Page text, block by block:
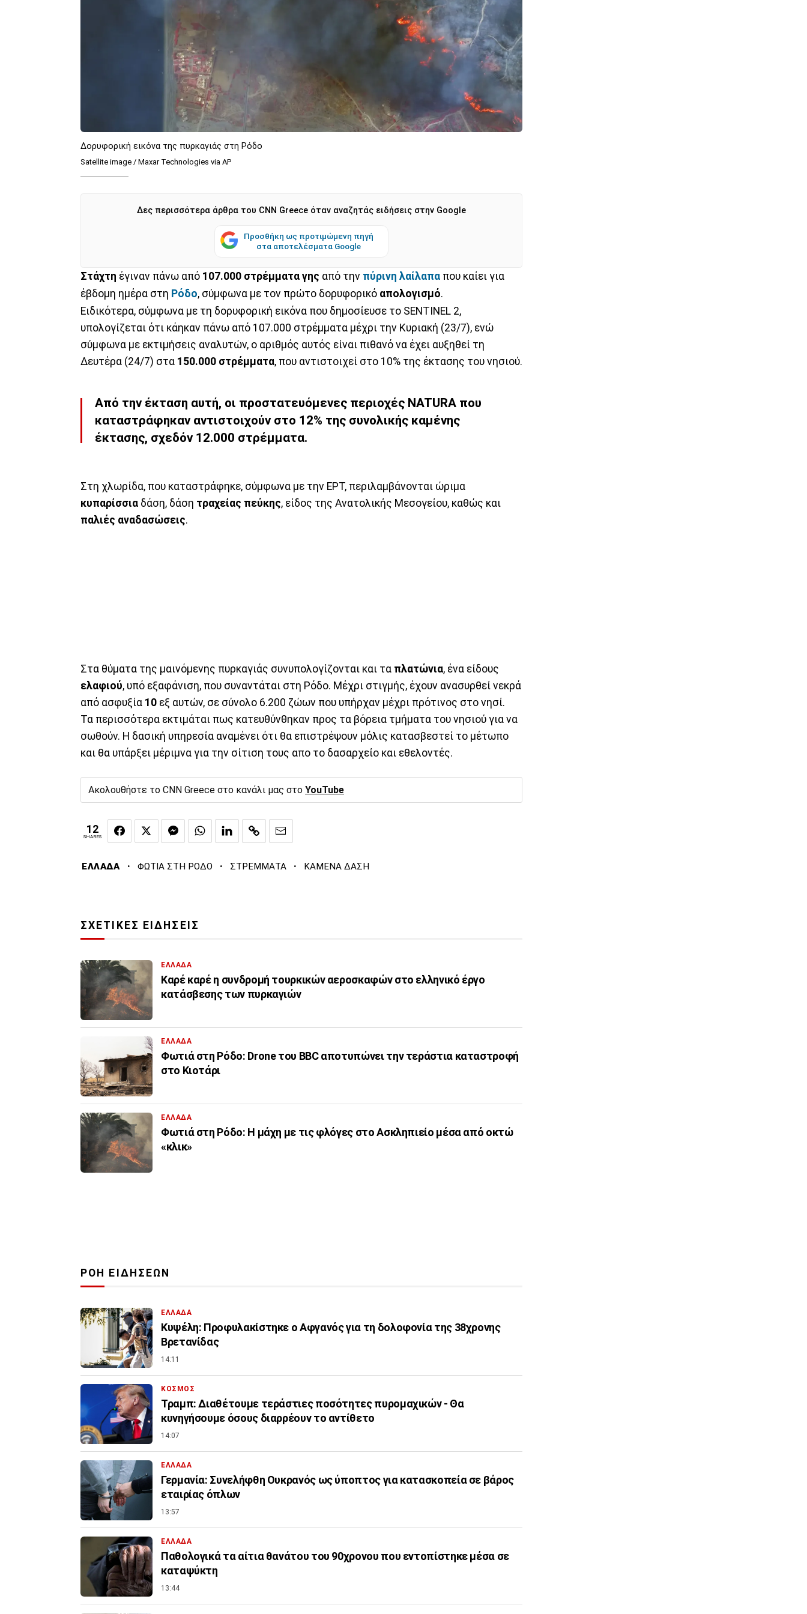
Δορυφορική εικόνα της πυρκαγιάς στη Ρόδο
Satellite image / Maxar Technologies via AP
Δες περισσότερα άρθρα του CNN Greece όταν αναζητάς ειδήσεις στην Google
Προσθήκη ως προτιμώμενη πηγή
στα αποτελέσματα Google
Στάχτη έγιναν πάνω από 107.000 στρέμματα γης από την πύρινη λαίλαπα που καίει για
έβδομη ημέρα στη Ρόδο, σύμφωνα με τον πρώτο δορυφορικό απολογισμό.
Ειδικότερα, σύμφωνα με τη δορυφορική εικόνα που δημοσίευσε το SENTINEL 2,
υπολογίζεται ότι κάηκαν πάνω από 107.000 στρέμματα μέχρι την Κυριακή (23/7), ενώ
σύμφωνα με εκτιμήσεις αναλυτών, ο αριθμός αυτός είναι πιθανό να έχει αυξηθεί τη
Δευτέρα (24/7) στα 150.000 στρέμματα, που αντιστοιχεί στο 10% της έκτασης του νησιού.
Από την έκταση αυτή, οι προστατευόμενες περιοχές NATURA που
καταστράφηκαν αντιστοιχούνστο 12% της συνολικής καμένης
έκτασης, σχεδόν 12.000 στρέμματα.
Στη χλωρίδα, που καταστράφηκε, σύμφωνα με την ΕΡΤ, περιλαμβάνονται ώριμα
κυπαρίσσια δάση, δάση τραχείας πεύκης, είδος της Ανατολικής Μεσογείου, καθώς και
παλιές αναδασώσεις.
Στα θύματα της μαινόμενης πυρκαγιάς συνυπολογίζονται και τα πλατώνια, ένα είδους
ελαφιού, υπό εξαφάνιση, που συναντάται στη Ρόδο. Μέχρι στιγμής, έχουν ανασυρθεί νεκρά
από ασφυξία 10 εξ αυτών, σε σύνολο 6.200 ζώων που υπήρχαν μέχρι πρότινος στο νησί.
Τα περισσότερα εκτιμάται πως κατευθύνθηκαν προς τα βόρεια τμήματα του νησιού για να
σωθούν. Η δασική υπηρεσία αναμένει ότι θα επιστρέψουν μόλις κατασβεστεί το μέτωπο
και θα υπάρξει μέριμνα για την σίτιση τους απο το δασαρχείο και εθελοντές.
Ακολουθήστε το CNN Greece στο κανάλι μας στο YouTube
12
SHARES
ΕΛΛΑΔΑ · ΦΩΤΙΑ ΣΤΗ ΡΟΔΟ · ΣΤΡΕΜΜΑΤΑ · ΚΑΜΕΝΑ ΔΑΣΗ
ΣΧΕΤΙΚΕΣ ΕΙΔΗΣΕΙΣ
ΕΛΛΑΔΑ
Καρέ καρέ η συνδρομή τουρκικών αεροσκαφών στο ελληνικό έργο
κατάσβεσης των πυρκαγιών
ΕΛΛΑΔΑ
Φωτιά στη Ρόδο: Drone του BBC αποτυπώνει την τεράστια καταστροφή
στο Κιοτάρι
ΕΛΛΑΔΑ
Φωτιά στη Ρόδο: Η μάχη με τις φλόγες στο Ασκληπιείο μέσα από οκτώ
«κλικ»
ΡΟΗ ΕΙΔΗΣΕΩΝ
ΕΛΛΑΔΑ
Κυψέλη: Προφυλακίστηκε ο Αφγανός για τη δολοφονία της 38χρονης
Βρετανίδας
14:11
ΚΟΣΜΟΣ
Τραμπ: Διαθέτουμε τεράστιες ποσότητες πυρομαχικών - Θα
κυνηγήσουμε όσους διαρρέουν το αντίθετο
14:07
ΕΛΛΑΔΑ
Γερμανία: Συνελήφθη Ουκρανός ως ύποπτος για κατασκοπεία σε βάρος
εταιρίας όπλων
13:57
ΕΛΛΑΔΑ
Παθολογικά τα αίτια θανάτου του 90χρονου που εντοπίστηκε μέσα σε
καταψύκτη
13:44